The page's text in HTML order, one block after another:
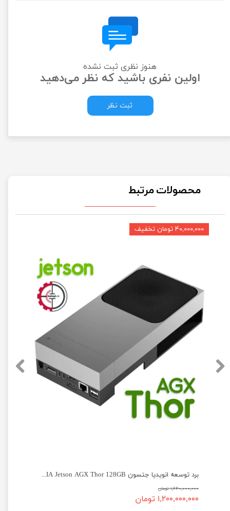
هنوز نظری ثبت نشده
اولین نفری باشید که نظر می‌دهید
ثبت نظر
محصولات مرتبط
برد توسعه انویدیا جتسون NVIDIA Jetson AGX Thor 128GB
۱,۲۴۰,۰۰۰,۰۰۰ تومان
۱,۲۰۰,۰۰۰,۰۰۰ تومان
۴۰,۰۰۰,۰۰۰ تومان تخفیف